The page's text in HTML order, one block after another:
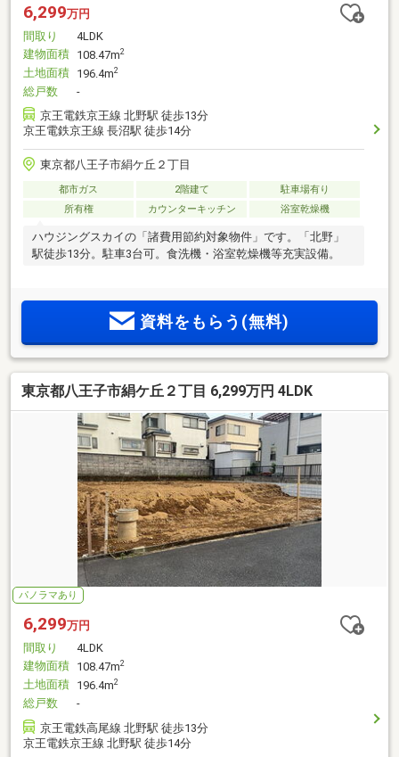
6,299万円
間取り
4LDK
建物面積 108.47m2
土地面積 196.4m2
総戸数
-
京王電鉄京王線 北野駅 徒歩13分
京王電鉄京王線 長沼駅 徒歩14分
東京都八王子市絹ケ丘２丁目
都市ガス 2階建て
駐車場有り
所有権
カウンターキッチン 浴室乾燥機
ハウジングスカイの「諸費用節約対象物件」です。「北野」
駅徒歩13分。駐車3台可。食洗機・浴室乾燥機等充実設備。
資料をもらう(無料)
東京都八王子市絹ケ丘２丁目 6,299万円 4LDK
パノラマあり
6,299万円
間取り
4LDK
建物面積 108.47m2
土地面積 196.4m2
総戸数
-
京王電鉄高尾線 北野駅 徒歩13分
京王電鉄京王線 北野駅 徒歩14分